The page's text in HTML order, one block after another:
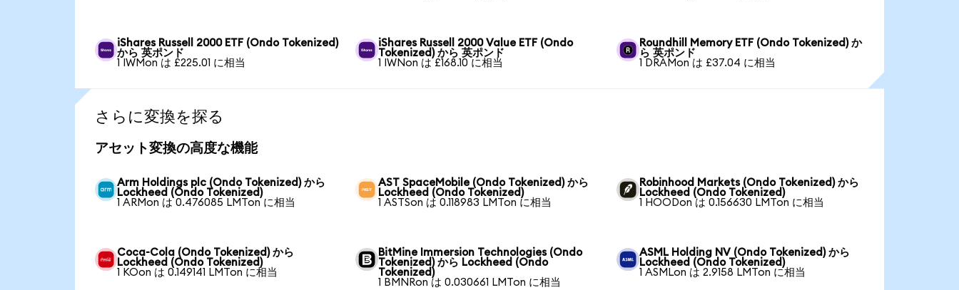
iShares Russell 2000 ETF (Ondo Tokenized)
から 英ポンド
1 IWMon は £225.01 に相当
iShares Russell 2000 Value ETF (Ondo
Tokenized) から 英ポンド
1 IWNon は £168.10 に相当
Roundhill Memory ETF (Ondo Tokenized) か
ら 英ポンド
1 DRAMon は £37.04 に相当
さらに変換を探る
アセット変換の高度な機能
Arm Holdings plc (Ondo Tokenized) から
Lockheed (Ondo Tokenized)
1 ARMon は 0.476085 LMTon に相当
AST SpaceMobile (Ondo Tokenized) から
Lockheed (Ondo Tokenized)
1 ASTSon は 0.118983 LMTon に相当
Robinhood Markets (Ondo Tokenized) から
Lockheed (Ondo Tokenized)
1 HOODon は 0.156630 LMTon に相当
Coca-Cola (Ondo Tokenized) から
Lockheed (Ondo Tokenized)
1 KOon は 0.149141 LMTon に相当
BitMine Immersion Technologies (Ondo
Tokenized) から Lockheed (Ondo
Tokenized)
1 BMNRon は 0.030661 LMTon に相当
ASML Holding NV (Ondo Tokenized) から
Lockheed (Ondo Tokenized)
1 ASMLon は 2.9158 LMTon に相当